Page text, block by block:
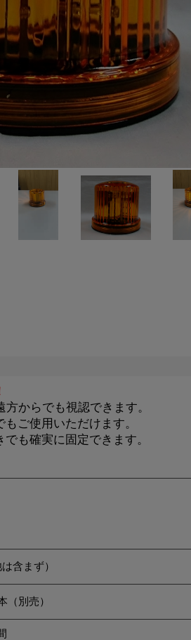
からでも視認できます。
ご使用いただけます。
も確実に固定できます。
含まず）
（別売）